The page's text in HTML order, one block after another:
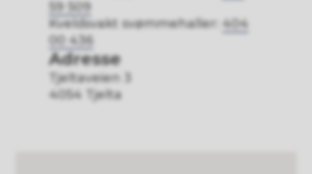
59 509
Kveldsvakt svømmehaller: 404
00 436
Adresse
Tjeltaveien 3
4054 Tjelta